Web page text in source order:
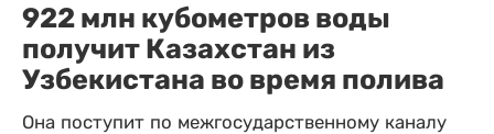
922 млн кубометров воды
получит Казахстан из
Узбекистана во время полива
Она поступит по межгосударственному каналу